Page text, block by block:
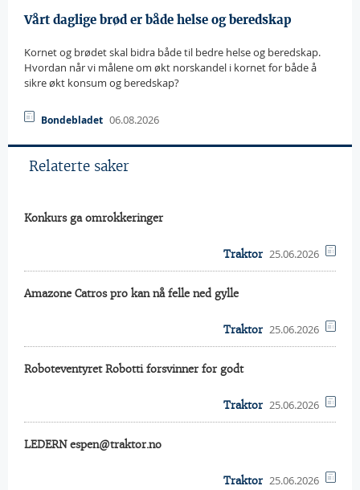
Vårt daglige brød er både helse og beredskap
Kornet og brødet skal bidra både til bedre helse og beredskap. 
Hvordan når vi målene om økt norskandel i kornet for både å
sikre økt konsum og beredskap?
Bondebladet 06.08.2026
Relaterte saker
Konkurs ga omrokkeringer
Traktor 25.06.2026
Amazone Catros pro kan nå felle ned gylle
Traktor 25.06.2026
Roboteventyret Robotti forsvinner for godt
Traktor 25.06.2026
LEDERN espen@traktor.no
Traktor 25.06.2026